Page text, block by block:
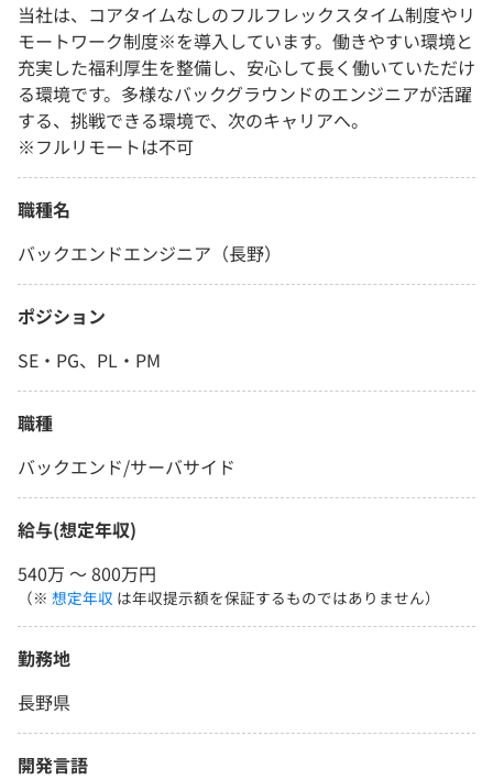
当社は、コアタイムなしのフルフレックスタイム制度やリ
モートワーク制度※を導入しています。働きやすい環境と
充実した福利厚生を整備し、安心して長く働いていただけ
る環境です。多様なバックグラウンドのエンジニアが活躍
する、挑戦できる環境で、次のキャリアへ。
※フルリモートは不可
職種名
バックエンドエンジニア（長野）
ポジション
SE・PG、PL・PM
職種
バックエンド/サーバサイド
給与(想定年収)
540万 〜 800万円
（※ 想定年収 は年収提示額を保証するものではありません）
勤務地
長野県
開発言語